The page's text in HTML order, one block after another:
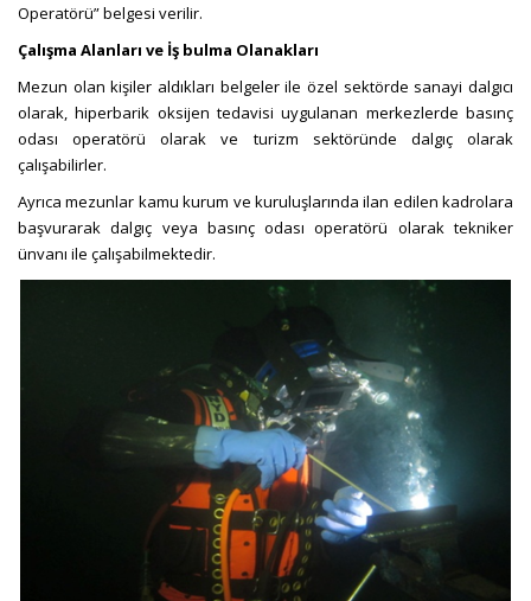
Operatörü” belgesi verilir.
Çalışma Alanları ve İş bulma Olanakları
Mezun olan kişiler aldıkları belgeler ile özel sektörde sanayi dalgıcı
olarak, hiperbarik oksijen tedavisi uygulanan merkezlerde basınç
odası operatörü olarak ve turizm sektöründe dalgıç olarak
çalışabilirler.
Ayrıca mezunlar kamu kurum ve kuruluşlarında ilan edilen kadrolara
başvurarak dalgıç veya basınç odası operatörü olarak tekniker
ünvanı ile çalışabilmektedir.